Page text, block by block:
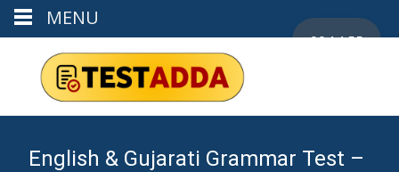
English & Gujarati Grammar Test –
00:14:55
MENU